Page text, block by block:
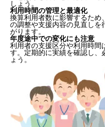
しょう。
利用時間の管理と最適化
換算利用者数に影響するため
の調整や支援内容の見直しを
がります。
年度途中での変化にも注意
利用者の支援区分や利用時間
す。定期的に実績を確認し、
ょう。